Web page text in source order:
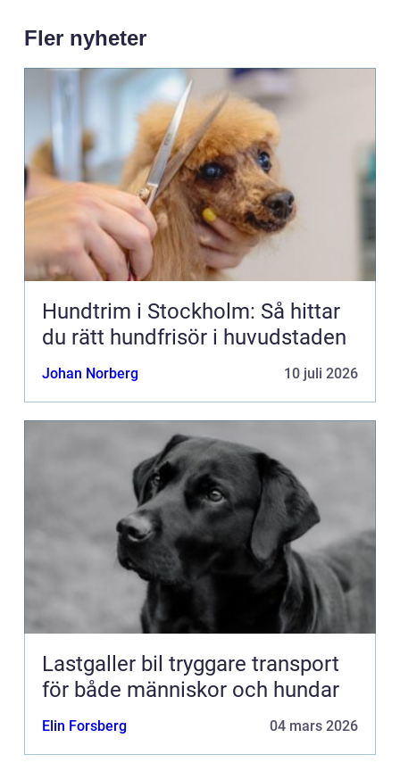
Fler nyheter
Hundtrim i Stockholm: Så hittar
du rätt hundfrisör i huvudstaden
Johan Norberg 10 juli 2026
Lastgaller bil tryggare transport
för både människor och hundar
Elin Forsberg 04 mars 2026